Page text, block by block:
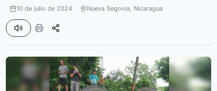
10 de julio de 2024 Nueva Segovia, Nicaragua